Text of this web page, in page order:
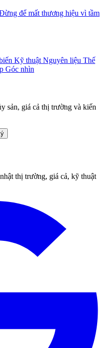
để mất thương hiệu vì tầm
Kỹ thuật Nguyên liệu Thế
Góc nhìn
sản, giá cả thị trường và kiến
thị trường, giá cả, kỹ thuật